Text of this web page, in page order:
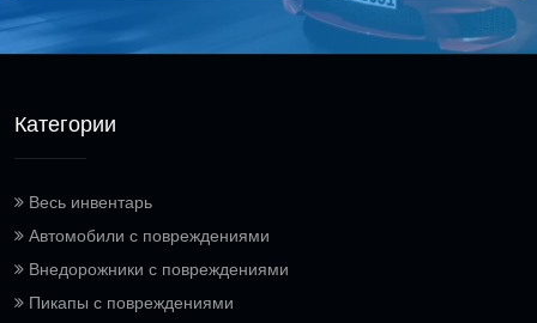
Категории
Весь инвентарь
Автомобили с повреждениями
Внедорожники с повреждениями
Пикапы с повреждениями